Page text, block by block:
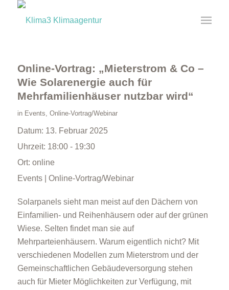
Online-Vortrag: „Mieterstrom & Co –
Wie Solarenergie auch für
Mehrfamilienhäuser nutzbar wird“
in Events, Online-Vortrag/Webinar
Datum: 13. Februar 2025
Uhrzeit: 18:00 - 19:30
Ort: online
Events | Online-Vortrag/Webinar
Solarpanels sieht man meist auf den Dächern von
Einfamilien- und Reihenhäusern oder auf der grünen
Wiese. Selten findet man sie auf
Mehrparteienhäusern. Warum eigentlich nicht? Mit
verschiedenen Modellen zum Mieterstrom und der
Gemeinschaftlichen Gebäudeversorgung stehen
auch für Mieter Möglichkeiten zur Verfügung, mit